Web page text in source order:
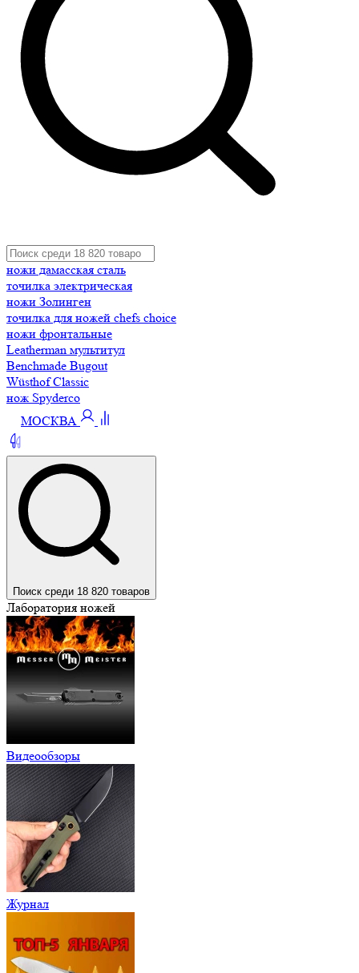
ножи дамасская сталь
точилка электрическая
ножи Золинген
точилка для ножей chefs choice
ножи фронтальные
Leatherman мультитул
Benchmade Bugout
Wüsthof Classic
нож Spyderco
МОСКВА
Поиск среди 18 820 товаров
Лаборатория ножей
Видеообзоры
Журнал